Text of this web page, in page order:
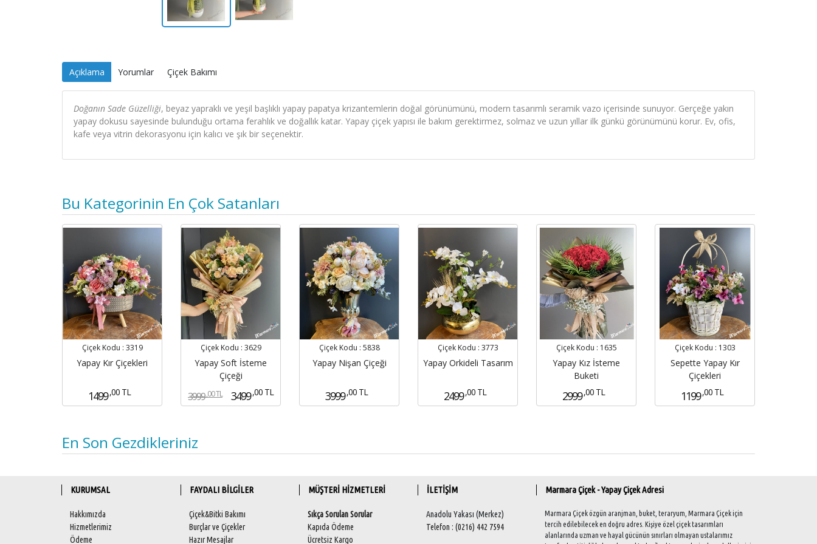
Açıklama Yorumlar Çiçek Bakımı
Doğanın Sade Güzelliği, beyaz yapraklı ve yeşil başlıklı yapay papatya krizantemlerin doğal görünümünü, modern tasarımlı seramik vazo içerisinde sunuyor. Gerçeğe yakın
yapay dokusu sayesinde bulunduğu ortama ferahlık ve doğallık katar. Yapay çiçek yapısı ile bakım gerektirmez, solmaz ve uzun yıllar ilk günkü görünümünü korur. Ev, ofis,
kafe veya vitrin dekorasyonu için kalıcı ve şık bir seçenektir.
Bu Kategorinin En Çok Satanları
Çiçek Kodu : 3319
Yapay Kır Çiçekleri
1499 ,00 TL
Çiçek Kodu : 3629
Yapay Soft İsteme
Çiçeği
3999,00 TL 3499 ,00 TL
Çiçek Kodu : 5838
Yapay Nişan Çiçeği
3999 ,00 TL
Çiçek Kodu : 3773
Yapay Orkideli Tasarım
2499 ,00 TL
Çiçek Kodu : 1635
Yapay Kız İsteme
Buketi
2999 ,00 TL
Çiçek Kodu : 1303
Sepette Yapay Kır
Çiçekleri
1199 ,00 TL
En Son Gezdikleriniz
KURUMSAL
Hakkımızda
Hizmetlerimiz
Ödeme
FAYDALI BİLGİLER
Çiçek&Bitki Bakımı
Burçlar ve Çiçekler
Hazır Mesajlar
MÜŞTERİ HİZMETLERİ
Sıkça Sorulan Sorular
Kapıda Ödeme
Ücretsiz Kargo
İLETİŞİM
Anadolu Yakası (Merkez)
Telefon : (0216) 442 7594
Marmara Çiçek - Yapay Çiçek Adresi
Marmara Çiçek özgün aranjman, buket, teraryum, Marmara Çiçek için
tercih edilebilecek en doğru adres. Kişiye özel çiçek tasarımları
alanlarında uzman ve hayal gücünün sınırları olmayan ustalarımız